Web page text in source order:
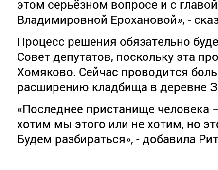
этом серьёзном вопросе и с
Владимировной Ерохановой», -
Процесс решения обязательно
Совет депутатов, поскольку эта
Хомяково. Сейчас проводится
расширению кладбища в деревне
«Последнее пристанище человека
хотим мы этого или не хотим, но
Будем разбираться», - добавила